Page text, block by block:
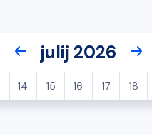
julij 2026
14 15 16 17 18